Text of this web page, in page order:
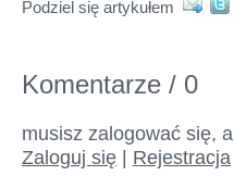
Podziel się artykułem
Komentarze / 0
musisz zalogować się,
Zaloguj się | Rejestracja